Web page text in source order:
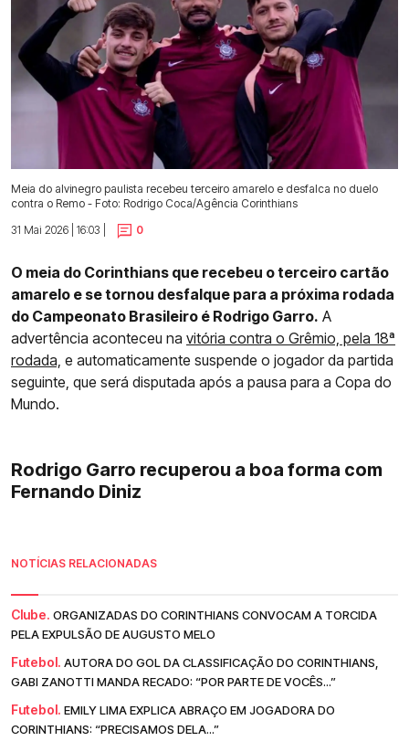
Meia do alvinegro paulista recebeu terceiro amarelo e desfalca no duelo
contra o Remo - Foto: Rodrigo Coca/Agência Corinthians
31 Mai 2026 | 16:03 |
0
O meia do Corinthians que recebeu o terceiro cartão
amarelo e se tornou desfalque para a próxima rodada
do Campeonato Brasileiro é Rodrigo Garro. A
advertência aconteceu na vitória contra o Grêmio, pela 18ª
rodada, e automaticamente suspende o jogador da partida
seguinte, que será disputada após a pausa para a Copa do
Mundo.
Rodrigo Garro recuperou a boa forma com
Fernando Diniz
NOTÍCIAS RELACIONADAS
Clube. ORGANIZADAS DO CORINTHIANS CONVOCAM A TORCIDA
PELA EXPULSÃO DE AUGUSTO MELO
Futebol. AUTORA DO GOL DA CLASSIFICAÇÃO DO CORINTHIANS,
GABI ZANOTTI MANDA RECADO: “POR PARTE DE VOCÊS...”
Futebol. EMILY LIMA EXPLICA ABRAÇO EM JOGADORA DO
CORINTHIANS: “PRECISAMOS DELA...”